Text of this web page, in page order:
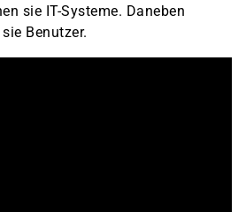
sie IT-Systeme. Daneben
Benutzer.